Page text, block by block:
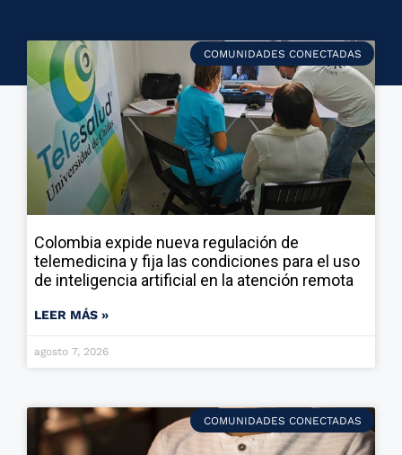
COMUNIDADES CONECTADAS
Colombia expide nueva regulación de
telemedicina y fija las condiciones para el uso
de inteligencia artificial en la atención remota
LEER MÁS »
agosto 7, 2026
COMUNIDADES CONECTADAS